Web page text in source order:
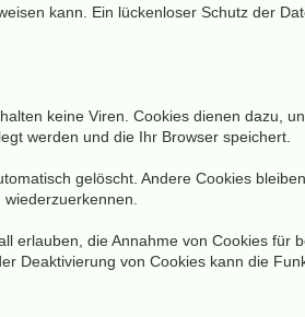
kann. Ein lückenloser Schutz der
keine Viren. Cookies dienen dazu,
werden und die Ihr Browser speichert.
gelöscht. Andere Cookies
erlauben, die Annahme von Cookies für
Deaktivierung von Cookies kann die